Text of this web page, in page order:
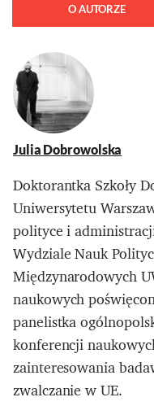
O AUTORZE
Julia Dobrowolska
Doktorantka Szkoły
Uniwersytetu
polityce i
Wydziale Nauk
Międzynarodowych
naukowych
panelistka
konferencji
zainteresowania
zwalczanie w UE.